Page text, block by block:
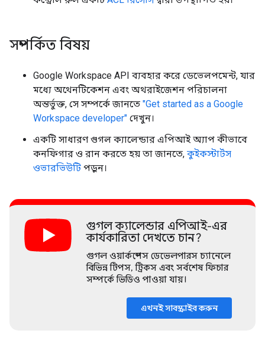
সম্পর্কিত বিষয়
Google Workspace API ব্যবহার করে ডেভেলপমেন্ট, যার
মধ্যে অথেনটিকেশন এবং অথরাইজেশন পরিচালনা
অন্তর্ভুক্ত, সে সম্পর্কে জানতে "Get started as a Google
Workspace developer" দেখুন।
একটি সাধারণ গুগল ক্যালেন্ডার এপিআই অ্যাপ কীভাবে
কনফিগার ও রান করতে হয় তা জানতে, কুইকস্টার্টস
ওভারভিউটি পড়ুন।
গুগল ক্যালেন্ডার এপিআই-এর
কার্যকারিতা দেখতে চান?
গুগল ওয়ার্কস্পেস ডেভেলপারস চ্যানেলে
বিভিন্ন টিপস, ট্রিকস এবং সর্বশেষ ফিচার
সম্পর্কে ভিডিও পাওয়া যায়।
এখনই সাবস্ক্রাইব করুন